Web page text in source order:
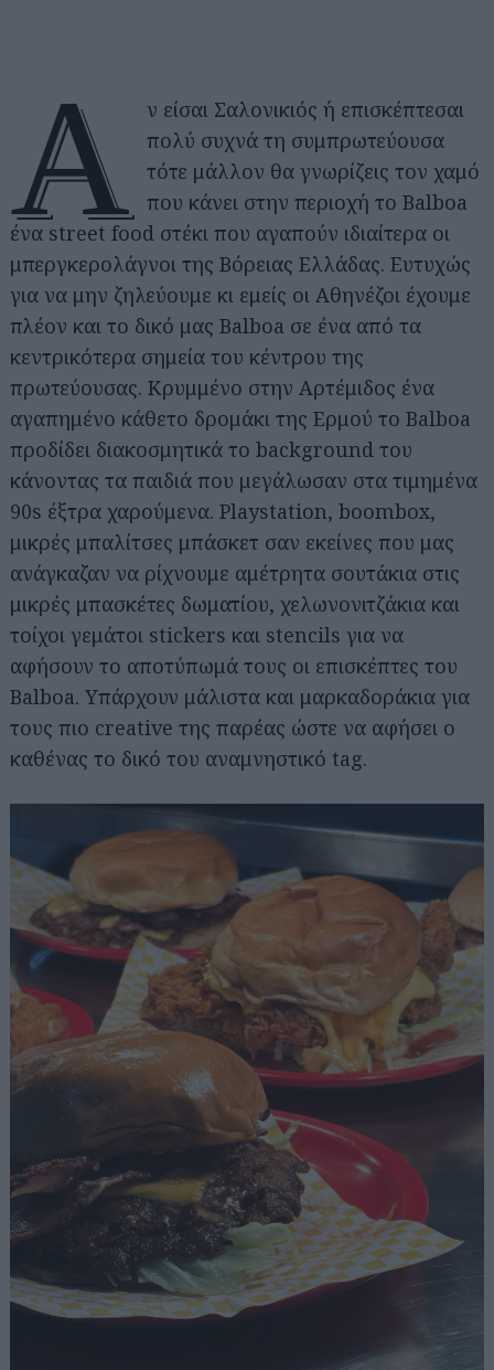
Α
ν είσαι Σαλονικιός ή επισκέπτεσαι
πολύ συχνά τη συμπρωτεύουσα
τότε μάλλον θα γνωρίζεις τον χαμό
που κάνει στην περιοχή το Balboa
ένα street food στέκι που αγαπούν ιδιαίτερα οι
μπεργκερολάγνοι της Βόρειας Ελλάδας. Ευτυχώς
για να μην ζηλεύουμε κι εμείς οι Αθηνέζοι έχουμε
πλέον και το δικό μας Balboa σε ένα από τα
κεντρικότερα σημεία του κέντρου της
πρωτεύουσας. Κρυμμένο στην Αρτέμιδος ένα
αγαπημένο κάθετο δρομάκι της Ερμού το Balboa
προδίδει διακοσμητικά το background του
κάνοντας τα παιδιά που μεγάλωσαν στα τιμημένα
90s έξτρα χαρούμενα. Playstation, boombox,
μικρές μπαλίτσες μπάσκετ σαν εκείνες που μας
ανάγκαζαν να ρίχνουμε αμέτρητα σουτάκια στις
μικρές μπασκέτες δωματίου, χελωνονιτζάκια και
τοίχοι γεμάτοι stickers και stencils για να
αφήσουν το αποτύπωμά τους οι επισκέπτες του
Balboa. Υπάρχουν μάλιστα και μαρκαδοράκια για
τους πιο creative της παρέας ώστε να αφήσει ο
καθένας το δικό του αναμνηστικό tag.